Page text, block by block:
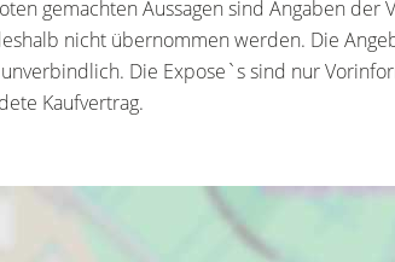
gemachten Aussagen sind Angaben
nicht übernommen werden. Die
Die Expose`s sind nur
Kaufvertrag.